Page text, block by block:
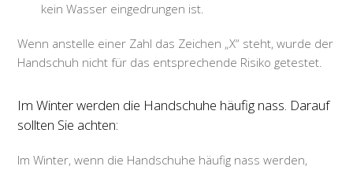
kein Wasser eingedrungen ist.
Wenn anstelle einer Zahl das Zeichen „X“ steht, wurde der
Handschuh nicht für das entsprechende Risiko getestet.
Im Winter werden die Handschuhe häufig nass. Darauf
sollten Sie achten:
Im Winter, wenn die Handschuhe häufig nass werden,